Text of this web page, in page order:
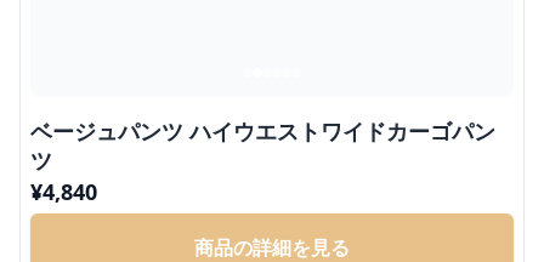
ベージュパンツ ハイウエストワイドカーゴパン
ツ
¥4,840
商品の詳細を見る